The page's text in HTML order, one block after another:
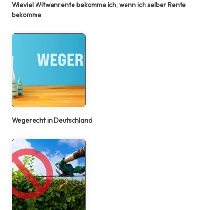
Wieviel Witwenrente bekomme ich, wenn ich selber Rente
bekomme
Wegerecht in Deutschland